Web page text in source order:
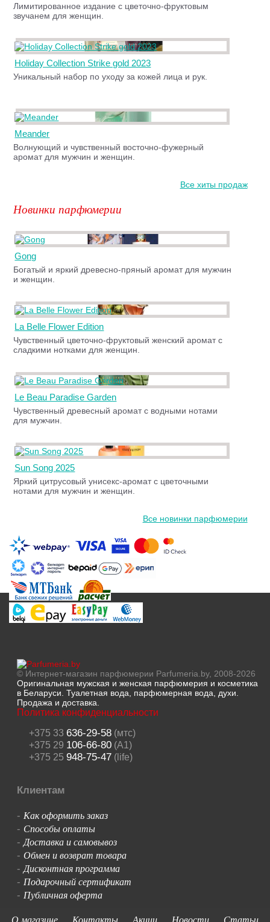
Лимитированное издание с цветочно-фруктовым
звучанем для женщин.
Holiday Collection Strike gold 2023
Уникальный набор по уходу за кожей лица и рук.
Meander
Волнующий и чувственный восточно-фужерный
аромат для мужчин и женщин.
Все хиты продаж
Новинки парфюмерии
Gong
Богатый и яркий древесно-пряный аромат для мужчин
и женщин.
La Belle Flower Edition
Чувственный цветочно-фруктовый женский аромат с
сладкими нотками для женщин.
Le Beau Paradise Garden
Чувственный древесный аромат с водными нотами
для мужчин.
Sun Song 2025
Яркий цитрусовый унисекс-аромат с цветочными
нотами для мужчин и женщин.
Все новинки парфюмерии
© Интернет-магазин парфюмерии Parfumeria.by, 2008-2026
Оригинальная мужская и женская парфюмерия и косметика
в Беларуси. Туалетная вода, парфюмерная вода, духи.
Продажа и доставка.
Политика конфиденциальности
+375 33 636-29-58(мтс)
+375 29 106-66-80(A1)
+375 25 948-75-47(life)
Клиентам
- Как оформить заказ
- Способы оплаты
-Доставка и самовывоз
- Обмен и возврат товара
-Дисконтная программа
- Подарочный сертификат
- Публичная оферта
О магазине
Контакты Акции Новости Статьи